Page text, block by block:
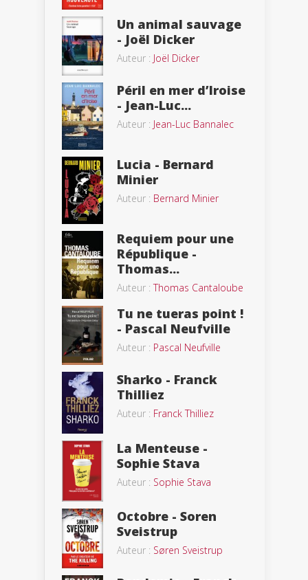
Un animal sauvage
- Joël Dicker
Auteur : Joël Dicker
Péril en mer d’Iroise
- Jean-Luc...
Auteur : Jean-Luc Bannalec
Lucia - Bernard
Minier
Auteur : Bernard Minier
Requiem pour une
République -
Thomas...
Auteur :Thomas Cantaloube
Tu ne tueras point !
- Pascal Neufville
Auteur : Pascal Neufville
Sharko - Franck
Thilliez
Auteur : Franck Thilliez
La Menteuse -
Sophie Stava
Auteur : Sophie Stava
Octobre - Soren
Sveistrup
Auteur : Søren Sveistrup